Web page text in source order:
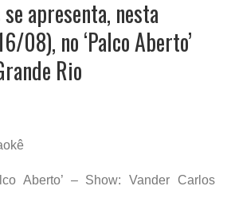
apresenta, nesta
08), no ‘Palco Aberto’
Rio
Aberto’ – Show: Vander Carlos